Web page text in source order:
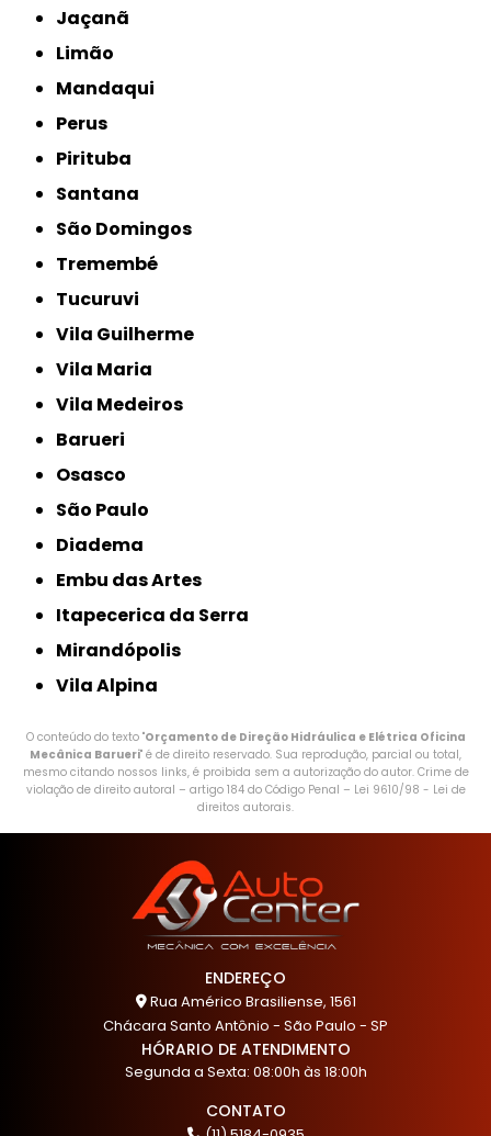
Jaçanã
Limão
Mandaqui
Perus
Pirituba
Santana
São Domingos
Tremembé
Tucuruvi
Vila Guilherme
Vila Maria
Vila Medeiros
Barueri
Osasco
São Paulo
Diadema
Embu das Artes
Itapecerica da Serra
Mirandópolis
Vila Alpina
O conteúdo do texto "Orçamento de Direção Hidráulica e Elétrica Oficina
Mecânica Barueri" é de direito reservado. Sua reprodução, parcial ou total,
mesmo citando nossos links, é proibida sem a autorização do autor. Crime de
violação de direito autoral – artigo 184 do Código Penal – Lei 9610/98 - Lei de
direitos autorais.
ENDEREÇO
Rua Américo Brasiliense, 1561
Chácara Santo Antônio - São Paulo - SP
HÓRARIO DE ATENDIMENTO
Segunda a Sexta: 08:00h às 18:00h
CONTATO